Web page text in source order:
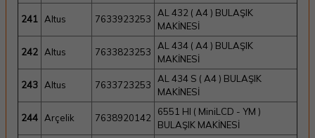
241 Altus 7633923253
AL 432 ( A4 ) BULAŞIK
MAKİNESİ
242 Altus 7633823253
AL 434 ( A4 ) BULAŞIK
MAKİNESİ
243 Altus 7633723253
AL 434 S ( A4 ) BULAŞIK
MAKİNESİ
244 Arçelik 7638920142
6551 HI ( MiniLCD - YM )
BULAŞIK MAKİNESİ